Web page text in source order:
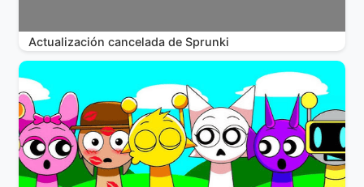
Actualización cancelada de Sprunki